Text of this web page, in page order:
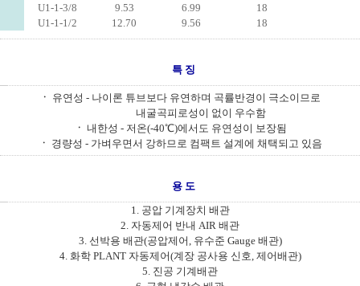
U1-1-3/8
9.53 6.99
18
U1-1-1/2
12.70 9.56 18
특 징
ㆍ 유연성 - 나이론 튜브보다 유연하며 곡률반경이 극소이므로
내굴곡피로성이 없이 우수함
ㆍ 내한성 - 저온(-40℃)에서도 유연성이 보장됨
ㆍ 경량성 - 가벼우면서 강하므로 컴팩트 설계에 채택되고 있음
용 도
1. 공압 기계장치 배관
2. 자동제어 반내 AIR 배관
3. 선박용 배관(공압제어, 유수준 Gauge 배관)
4. 화학 PLANT 자동제어(계장 공사용 신호, 제어배관)
5. 진공 기계배관